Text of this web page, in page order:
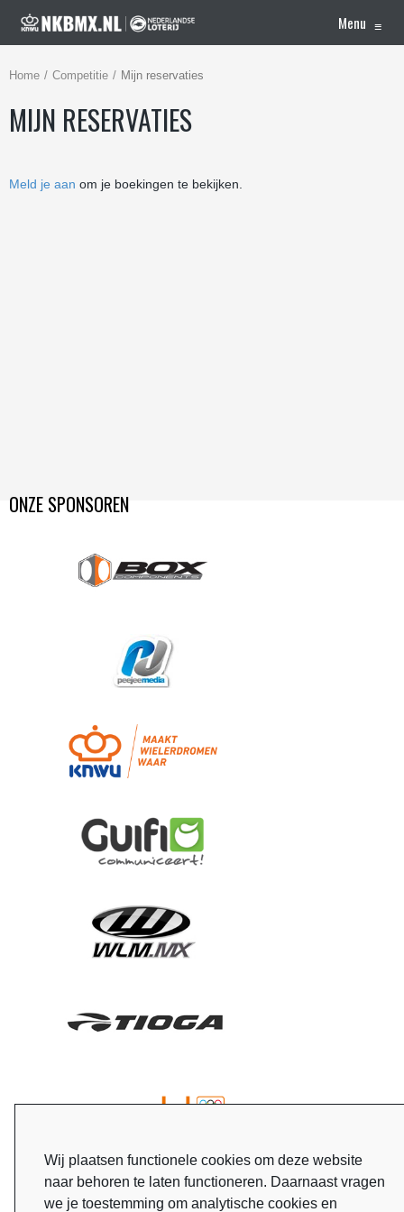
Wij plaatsen functionele cookies om deze website
naar behoren te laten functioneren. Daarnaast vragen
we je toestemming om analytische cookies en
Menu ≡
Home Competitie Mijn reservaties
MIJN RESERVATIES
Meld je aan om je boekingen te bekijken.
ONZE SPONSOREN